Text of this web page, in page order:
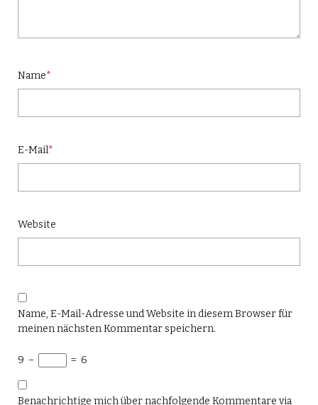
Name*
E-Mail*
Website
Name, E-Mail-Adresse und Website in diesem Browser für
meinen nächsten Kommentar speichern.
9 − = 6
Benachrichtige mich über nachfolgende Kommentare via